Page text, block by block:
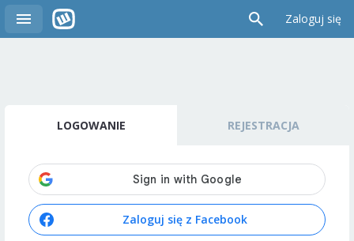
Zaloguj się
LOGOWANIE REJESTRACJA
Zaloguj się z Facebook